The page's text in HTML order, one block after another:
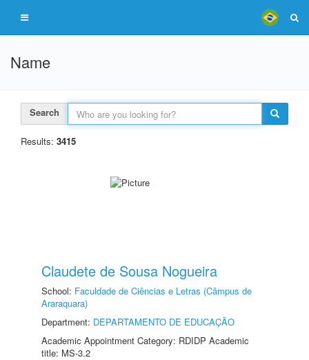
Name
Search
Results: 3415
Claudete de Sousa Nogueira
School: Faculdade de Ciências e Letras (Câmpus de
Araraquara)
Department: DEPARTAMENTO DE EDUCAÇÃO
Academic Appointment Category: RDIDP Academic
title: MS-3.2